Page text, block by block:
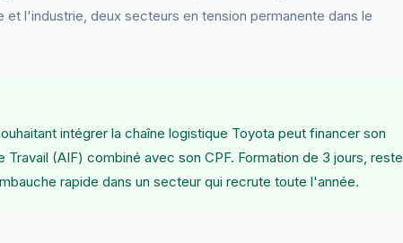
l'industrie, deux secteurs en tension permanente dans le
intégrer la chaîne logistique Toyota peut financer son
Travail (AIF) combiné avec son CPF. Formation de 3 jours, reste
rapide dans un secteur qui recrute toute l'année.